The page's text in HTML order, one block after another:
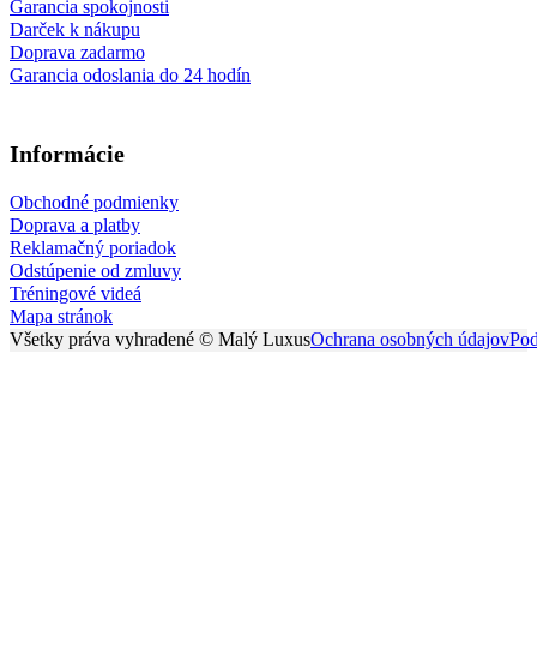
Garancia spokojnosti
Darček k nákupu
Doprava zadarmo
Garancia odoslania do 24 hodín
Informácie
Obchodné podmienky
Doprava a platby
Reklamačný poriadok
Odstúpenie od zmluvy
Tréningové videá
Mapa stránok
Všetky práva vyhradené © Malý LuxusOchrana osobných údajov